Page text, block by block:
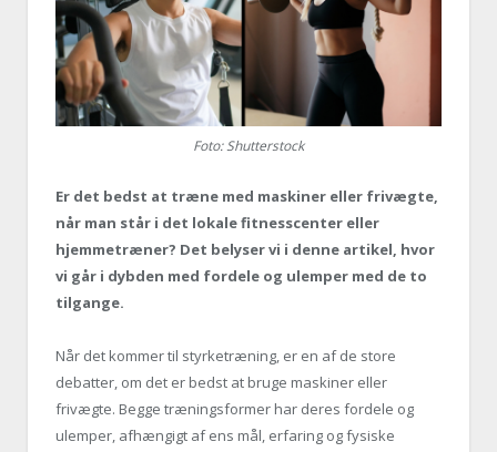
Foto: Shutterstock
Er det bedst at træne med maskiner eller frivægte,
når man står i det lokale fitnesscenter eller
hjemmetræner? Det belyser vi i denne artikel, hvor
vi går i dybden med fordele og ulemper med de to
tilgange.
Når det kommer til styrketræning, er en af de store
debatter, om det er bedst at bruge maskiner eller
frivægte. Begge træningsformer har deres fordele og
ulemper, afhængigt af ens mål, erfaring og fysiske